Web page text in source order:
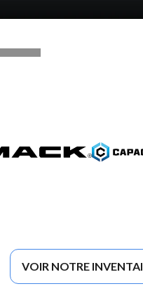
VOIR NOTRE